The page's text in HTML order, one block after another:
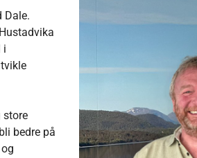
Dale.
i
store
bedre på